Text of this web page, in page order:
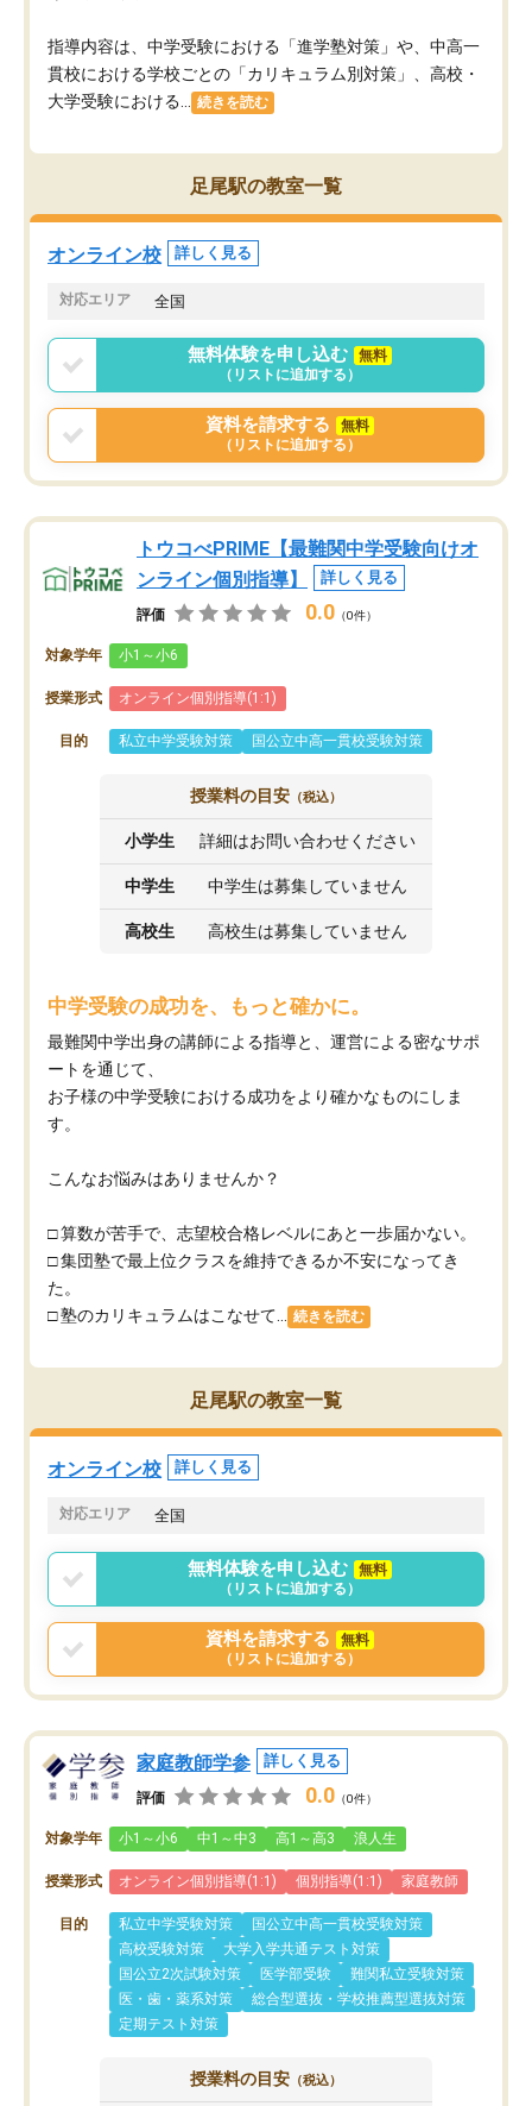
指導内容は、中学受験における「進学塾対策」や、中高一
貫校における学校ごとの「カリキュラム別対策」、高校・
大学受験における...
続きを読む
足尾駅の教室一覧
オンライン校 詳しく見る
対応エリア 全国
無料体験を申し込む
無料
（リストに追加する）
資料を請求する
無料
（リストに追加する）
トウコべPRIME【最難関中学受験向けオ
ンライン個別指導】
詳しく見る
評価 0.0 （0件）
対象学年 小1～小6
授業形式 オンライン個別指導(1:1)
目的 私立中学受験対策 国公立中高一貫校受験対策
授業料の目安 （税込）
小学生 詳細はお問い合わせください
中学生 中学生は募集していません
高校生 高校生は募集していません
中学受験の成功を、もっと確かに。
最難関中学出身の講師による指導と、運営による密なサポ
ートを通じて、
お子様の中学受験における成功をより確かなものにしま
す。
こんなお悩みはありませんか？
□ 算数が苦手で、志望校合格レベルにあと一歩届かない。
□ 集団塾で最上位クラスを維持できるか不安になってき
た。
□ 塾のカリキュラムはこなせて...
続きを読む
足尾駅の教室一覧
オンライン校 詳しく見る
対応エリア 全国
無料体験を申し込む
無料
（リストに追加する）
資料を請求する
無料
（リストに追加する）
家庭教師学参 詳しく見る
評価 0.0 （0件）
対象学年 小1～小6 中1～中3 高1～高3 浪人生
授業形式 オンライン個別指導(1:1) 個別指導(1:1) 家庭教師
目的 私立中学受験対策
国公立中高一貫校受験対策
高校受験対策
大学入学共通テスト対策
国公立2次試験対策
医学部受験
難関私立受験対策
医・歯・薬系対策
総合型選抜・学校推薦型選抜対策
定期テスト対策
授業料の目安 （税込）